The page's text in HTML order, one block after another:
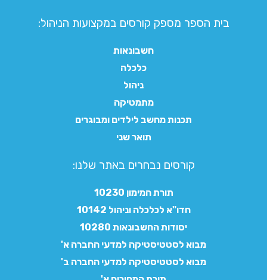
בית הספר מספק קורסים במקצועות הניהול:
חשבונאות
כלכלה
ניהול
מתמטיקה
תכנות מחשב לילדים ומבוגרים
תואר שני
קורסים נבחרים באתר שלנו:​
תורת המימון 10230
חדו"א לכלכלה וניהול 10142
יסודות החשבונאות 10280
מבוא לסטטיסטיקה למדעי החברה א'
מבוא לסטטיסטיקה למדעי החברה ב'